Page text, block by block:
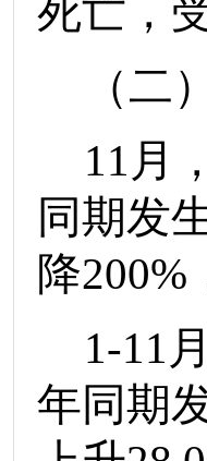
死亡，
（二
11 月 ，
同期发
降200%
1-11 月
年同期